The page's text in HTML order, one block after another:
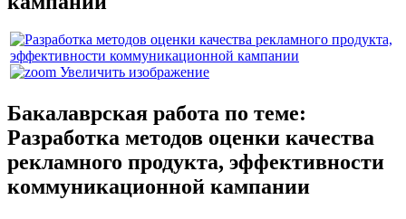
Увеличить изображение
Бакалаврская работа по теме:
Разработка методов оценки качества
рекламного продукта, эффективности
коммуникационной кампании